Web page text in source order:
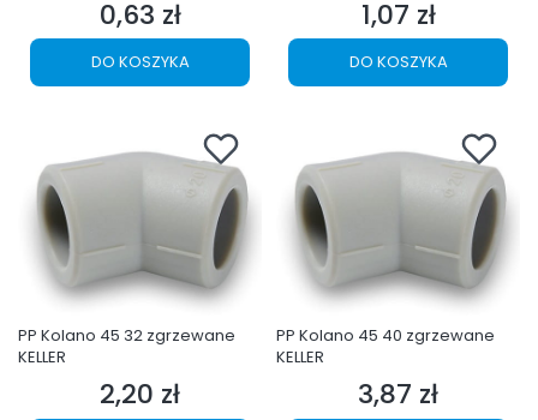
Cena
0,63 zł
DO KOSZYKA
Cena
1,07 zł
DO KOSZYKA
PP Kolano 45 32 zgrzewane
KELLER
Cena
2,20 zł
PP Kolano 45 40 zgrzewane
KELLER
Cena
3,87 zł